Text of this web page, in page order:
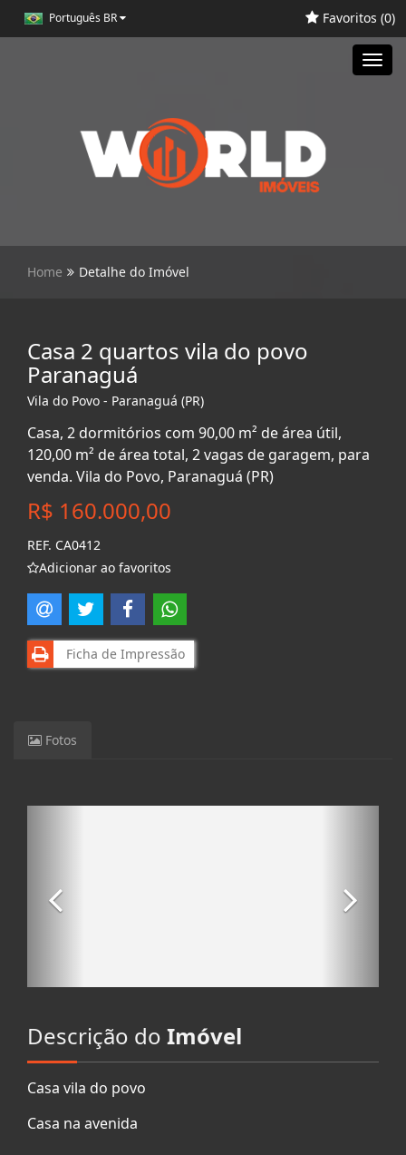
Português BR Favoritos (0)
Home Detalhe do Imóvel
Casa 2 quartos vila do povo
Paranaguá
Vila do Povo - Paranaguá (PR)
Casa, 2 dormitórios com 90,00 m² de área útil,
120,00 m² de área total, 2 vagas de garagem, para
venda. Vila do Povo, Paranaguá (PR)
R$ 160.000,00
REF. CA0412
Adicionar ao favoritos
Ficha de Impressão
Fotos
Descrição do Imóvel
Casa vila do povo
Casa na avenida